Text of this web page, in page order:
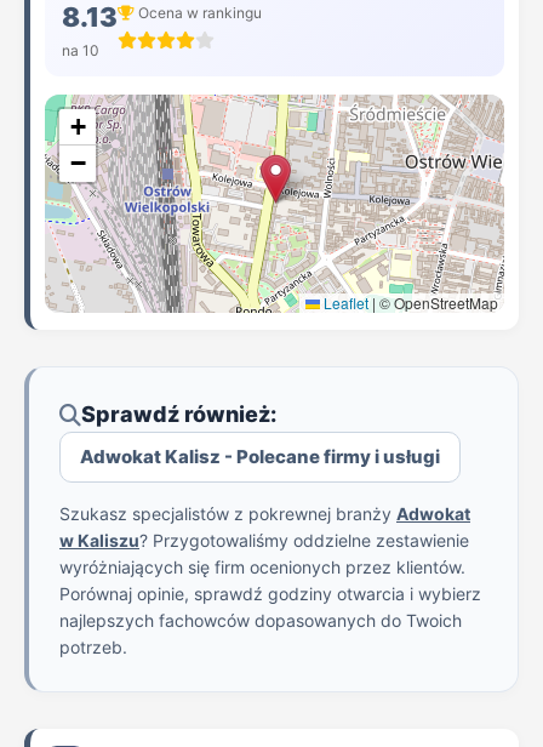
8.13
na 10
Ocena w rankingu
+
−
Leaflet | © OpenStreetMap
Sprawdź również:
Adwokat Kalisz - Polecane firmy i usługi
Szukasz specjalistów z pokrewnej branży Adwokat
w Kaliszu? Przygotowaliśmy oddzielne zestawienie
wyróżniających się firm ocenionych przez klientów.
Porównaj opinie, sprawdź godziny otwarcia i wybierz
najlepszych fachowców dopasowanych do Twoich
potrzeb.